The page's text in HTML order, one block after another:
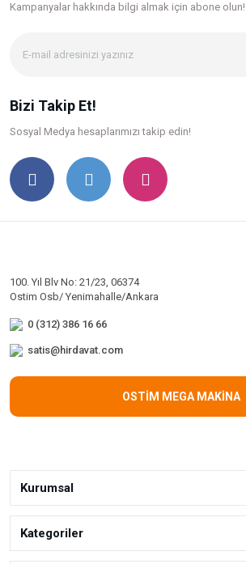
Kampanyalar hakkında bilgi almak için abone olun!
Bizi Takip Et!
Sosyal Medya hesaplarımızı takip edin!
100. Yıl Blv No: 21/23, 06374
Ostim Osb/ Yenimahalle/Ankara
0 (312) 386 16 66
satis@hirdavat.com
OSTİM MEGA MAKİNA
Kurumsal
Kategoriler